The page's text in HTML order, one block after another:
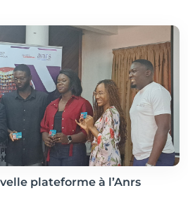
plateforme à l’Anrs